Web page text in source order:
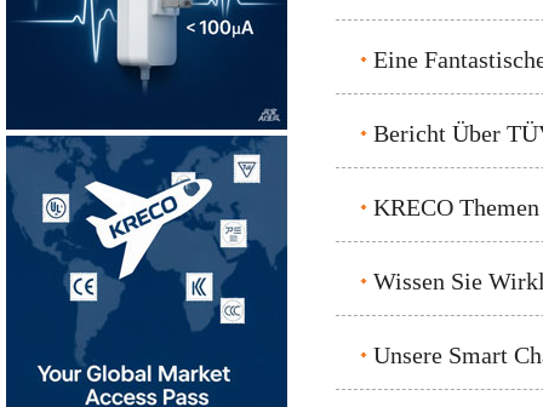
Eine
Bericht Über
KRECO
Wissen Sie
Unsere Smart